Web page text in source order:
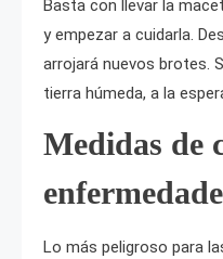
Basta con llevar la
y empezar a cuidarla.
arrojará nuevos brotes.
tierra húmeda, a la
Medidas de
Lo más peligroso para